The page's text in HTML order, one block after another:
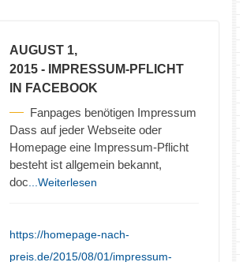
AUGUST 1,
2015 - IMPRESSUM-PFLICHT
IN FACEBOOK
Fanpages benötigen Impressum
Dass auf jeder Webseite oder
Homepage eine Impressum-Pflicht
besteht ist allgemein bekannt,
doc ...Weiterlesen
https://homepage-nach-
preis.de/2015/08/01/impressum-